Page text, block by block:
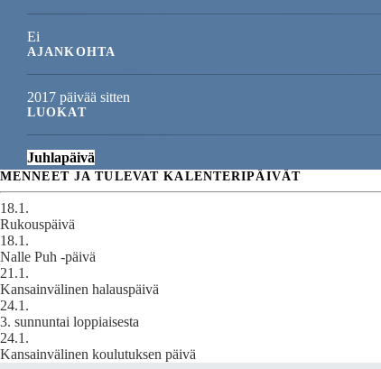
Ei
AJANKOHTA
2017 päivää sitten
LUOKAT
Juhlapäivä
MENNEET JA TULEVAT KALENTERIPÄIVÄT
18.1.
Rukouspäivä
18.1.
Nalle Puh -päivä
21.1.
Kansainvälinen halauspäivä
24.1.
3. sunnuntai loppiaisesta
24.1.
Kansainvälinen koulutuksen päivä